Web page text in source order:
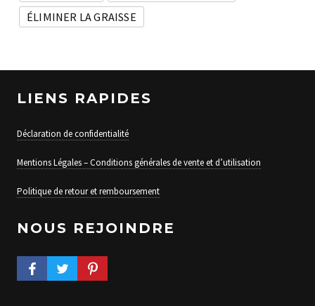
ÉLIMINER LA GRAISSE
LIENS RAPIDES
Déclaration de confidentialité
Mentions Légales – Conditions générales de vente et d’utilisation
Politique de retour et remboursement
NOUS REJOINDRE
FACEBOOK PROFILE
TWITTER PROFILEPINTEREST PROFILE